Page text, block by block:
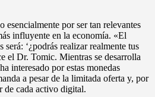
esencialmente por ser tan relevantes
influyente en la economía. «El
‘¿podrás realizar realmente tus
el Dr. Tomic. Mientras se desarrolla
interesado por estas monedas
a pesar de la limitada oferta y, por
de cada activo digital.